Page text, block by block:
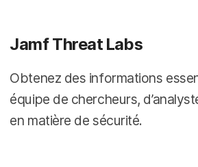
Jamf Threat Labs
Obtenez des informations
équipe de chercheurs,
en matière de sécurité.